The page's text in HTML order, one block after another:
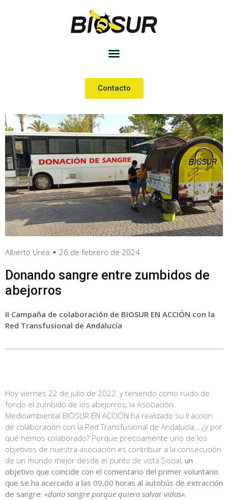
Contacto
Alberto Urea 26 de febrero de 2024
Donando sangre entre zumbidos de
abejorros
II Campaña de colaboración de BIOSUR EN ACCIÓN con la
Red Transfusional de Andalucía
Hoy viernes 22 de julio de 2022, y teniendo como ruido de
fondo el zumbido de los abejorros, la Asociación
Medioambiental BIOSUR EN ACCIÓN ha realizado su II acción
de colaboración con la Red Transfusional de Andalucía… ¿y por
qué hemos colaborado? Porque precisamente uno de los
objetivos de nuestra asociación es contribuir a la consecución
de un mundo mejor desde el punto de vista Social, un
objetivo que coincide con el comentario del primer voluntario
que se ha acercado a las 09,00 horas al autobús de extracción
de sangre: «dono sangre porque quiero salvar vidas».